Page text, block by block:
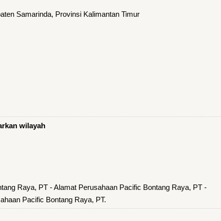
Samarinda, Provinsi Kalimantan Timur
wilayah
Raya, PT - Alamat Perusahaan Pacific Bontang Raya, PT -
Pacific Bontang Raya, PT.